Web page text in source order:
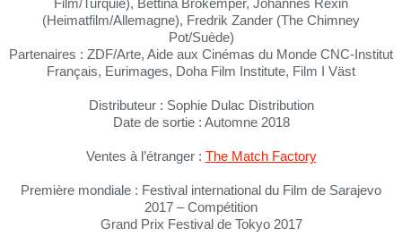
Film/Turquie), Bettina Brokemper, Johannes Rexin
(Heimatfilm/Allemagne), Fredrik Zander (The Chimney
Pot/Suède)
Partenaires : ZDF/Arte, Aide aux Cinémas du Monde CNC-Institut
Français, Eurimages, Doha Film Institute, Film I Väst
Distributeur : Sophie Dulac Distribution
Date de sortie : Automne 2018
Ventes à l’étranger : The Match Factory
Première mondiale : Festival international du Film de Sarajevo
2017 – Compétition
Grand Prix Festival de Tokyo 2017